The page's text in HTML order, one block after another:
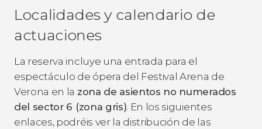
Localidades y calendario de
actuaciones
La reserva incluye una entrada para el
espectáculo de ópera del Festival Arena de
Verona en la zona de asientos no numerados
del sector 6 (zona gris). En los siguientes
enlaces, podréis ver la distribución de las